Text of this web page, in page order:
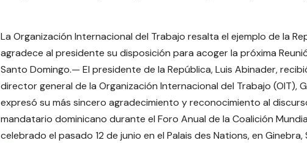
La Organización Internacional del Trabajo resalta el ejemplo de la
agradece al presidente su disposición para acoger la próxima
Santo Domingo.— El presidente de la República, Luis Abinader,
director general de la Organización Internacional del Trabajo (OIT),
expresó su más sincero agradecimiento y reconocimiento al
mandatario dominicano durante el Foro Anual de la Coalición
celebrado el pasado 12 de junio en el Palais des Nations, en Ginebra,